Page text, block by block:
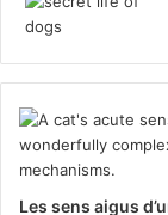
Les sens aigus